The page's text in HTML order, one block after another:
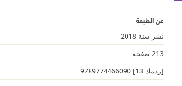
عن الطبعة
نشر سنة 2018
213 صفحة
[ردمك 13] 9789774466090